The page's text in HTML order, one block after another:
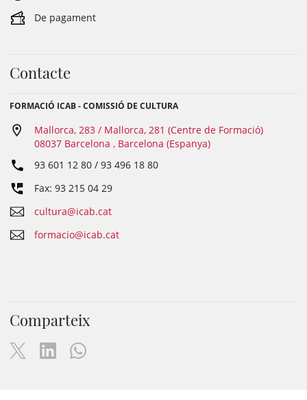
De pagament
Contacte
FORMACIÓ ICAB - COMISSIÓ DE CULTURA
Mallorca, 283 / Mallorca, 281 (Centre de Formació)
08037 Barcelona , Barcelona (Espanya)
93 601 12 80 / 93 496 18 80
Fax: 93 215 04 29
cultura@icab.cat
formacio@icab.cat
Comparteix